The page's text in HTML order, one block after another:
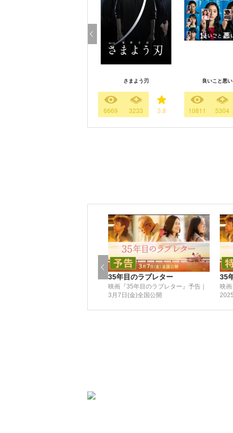
さまよう刃
6669 3233 3.8
良いこと悪
10811 5304
35年目のラブレター
映画『35年目のラブレター』予告｜
3月7日(金)全国公開
35
映